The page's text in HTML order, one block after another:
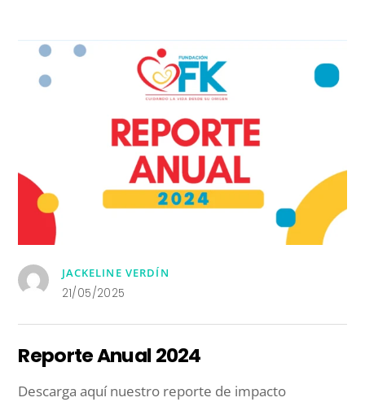
JACKELINE VERDÍN
21/05/2025
Reporte Anual 2024
Descarga aquí nuestro reporte de impacto